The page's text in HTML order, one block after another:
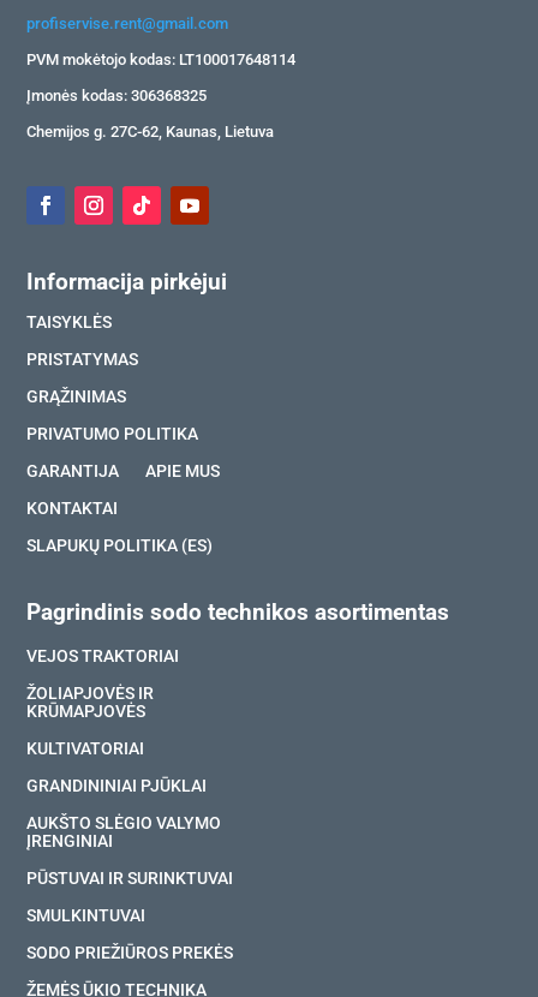
profiservise.rent@gmail.com
PVM mokėtojo kodas: LT100017648114
Įmonės kodas: 306368325
Chemijos g. 27C-62, Kaunas, Lietuva
Informacija pirkėjui
TAISYKLĖS
PRISTATYMAS
GRĄŽINIMAS
PRIVATUMO POLITIKA
GARANTIJA
APIE MUS
KONTAKTAI
SLAPUKŲ POLITIKA (ES)
Pagrindinis sodo technikos asortimentas
VEJOS TRAKTORIAI
ŽOLIAPJOVĖS IR
KRŪMAPJOVĖS
KULTIVATORIAI
GRANDININIAI PJŪKLAI
AUKŠTO SLĖGIO VALYMO
ĮRENGINIAI
PŪSTUVAI IR SURINKTUVAI
SMULKINTUVAI
SODO PRIEŽIŪROS PREKĖS
ŽEMĖS ŪKIO TECHNIKA